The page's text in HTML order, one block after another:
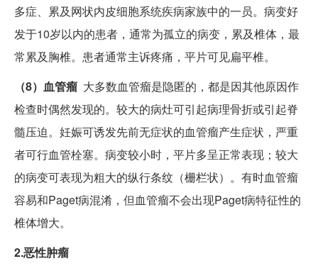
多症、累及网状内皮细胞系统疾病家族中的一员。病变好
发于10岁以内的患者，通常为孤立的病变，累及椎体，最
常累及胸椎。患者通常主诉疼痛，平片可见扁平椎。
（8）血管瘤 大多数血管瘤是隐匿的，都是因其他原因作
检查时偶然发现的。较大的病灶可引起病理骨折或引起脊
髓压迫。妊娠可诱发先前无症状的血管瘤产生症状，严重
者可行血管栓塞。病变较小时，平片多呈正常表现；较大
的病变可表现为粗大的纵行条纹（栅栏状）。有时血管瘤
容易和Paget病混淆，但血管瘤不会出现Paget病特征性的
椎体增大。
2.恶性肿瘤